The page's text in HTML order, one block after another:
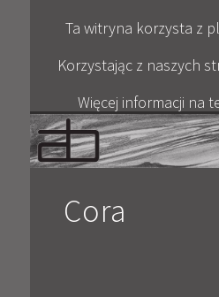
Ta witryna korzysta z
Korzystając z naszych
Więcej informacji na
Cora